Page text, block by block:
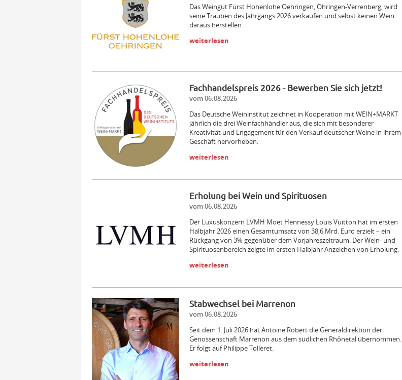
Das Weingut Fürst Hohenlohe Oehringen, Öhringen-­Verrenberg, wird
seine Trauben des Jahrgangs 2026 verkaufen und selbst keinen Wein
daraus herstellen.
weiterlesen
Fachhandelspreis 2026 - Bewerben Sie sich jetzt!
vom 06.08.2026
Das Deutsche Weininstitut zeichnet in Kooperation mit WEIN+MARKT
jährlich die drei Weinfachhändler aus, die sich mit besonderer
Kreativität und Engagement für den Verkauf deutscher Weine in ihrem
Geschäft hervorheben.
weiterlesen
Erholung bei Wein und Spirituosen
vom 06.08.2026
Der Luxuskonzern LVMH Moët Hennessy Louis Vuitton hat im ersten
Halbjahr 2026 einen Gesamtumsatz von 38,6 Mrd. Euro erzielt – ein
Rückgang von 3% gegenüber dem Vorjahreszeitraum. Der Wein- und
Spirituosenbereich zeigte im ersten Halbjahr Anzeichen von Erholung.
weiterlesen
Stabwechsel bei Marrenon
vom 06.08.2026
Seit dem 1. Juli 2026 hat Antoine Robert die Generaldirektion der
Genossenschaft Marrenon aus dem südlichen Rhônetal übernommen.
Er folgt auf Philippe Tolleret.
weiterlesen